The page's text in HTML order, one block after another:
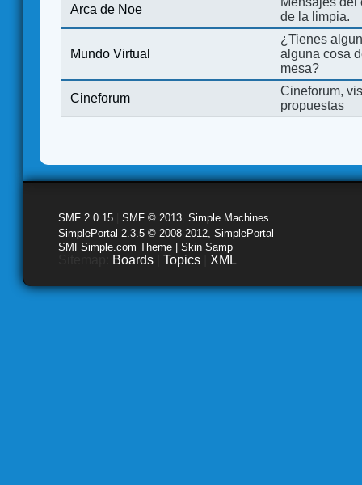
Arca de Noe
de la limpia.
Mundo Virtual
¿Tienes
alguna cosa
mesa?
Cineforum
Cineforum,
propuestas
SMF 2.0.15 SMF © 2013 Simple Machines
SimplePortal 2.3.5 © 2008-2012, SimplePortal
SMFSimple.com Theme | Skin Samp
Boards Topics XML